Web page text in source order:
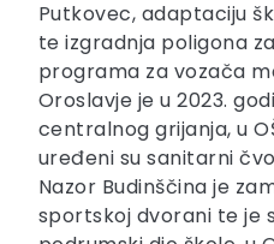
Putkovec, adaptaciju
te izgradnja poligona
programa za vozača
Oroslavje je u 2023.
centralnog grijanja, u
uređeni su sanitarni
Nazor Budinščina je
sportskoj dvorani te je